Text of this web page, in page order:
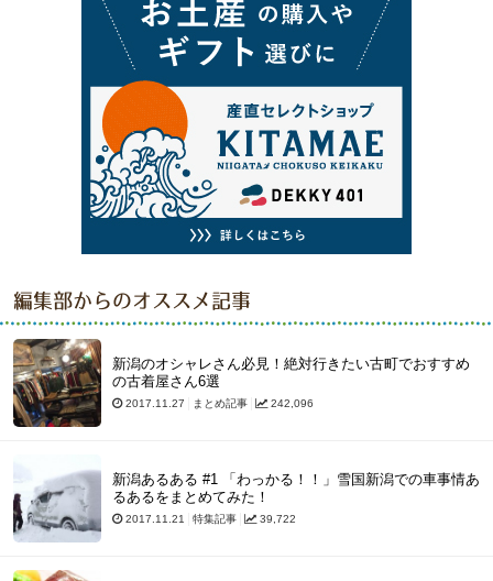
編集部からのオススメ記事
新潟のオシャレさん必見！絶対行きたい古町でおすすめ
の古着屋さん6選
2017.11.27 まとめ記事 242,096
新潟あるある #1 「わっかる！！」雪国新潟での車事情あ
るあるをまとめてみた！
2017.11.21 特集記事 39,722